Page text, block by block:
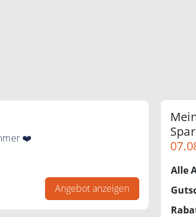
❤️
Angebot anzeigen
Alle